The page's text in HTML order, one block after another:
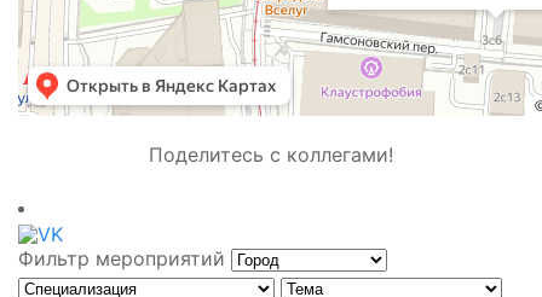
Поделитесь с коллегами!
Фильтр мероприятий